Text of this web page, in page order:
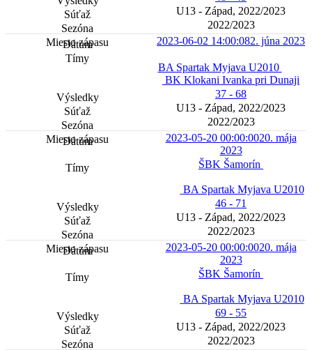
U13 - Západ, 2022/2023
2022/2023
2023-06-02 14:00:082. júna 2023
BA Spartak Myjava U2010
BK Klokani Ivanka pri Dunaji
37 - 68
U13 - Západ, 2022/2023
2022/2023
2023-05-20 00:00:0020. mája
2023
ŠBK Šamorín
BA Spartak Myjava U2010
46 - 71
U13 - Západ, 2022/2023
2022/2023
2023-05-20 00:00:0020. mája
2023
ŠBK Šamorín
BA Spartak Myjava U2010
69 - 55
U13 - Západ, 2022/2023
2022/2023